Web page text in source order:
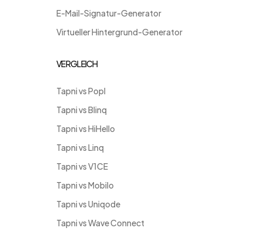
E-Mail-Signatur-Generator
Virtueller Hintergrund-Generator
VERGLEICH
Tapni vs Popl
Tapni vs Blinq
Tapni vs HiHello
Tapni vs Linq
Tapni vs V1CE
Tapni vs Mobilo
Tapni vs Uniqode
Tapni vs Wave Connect